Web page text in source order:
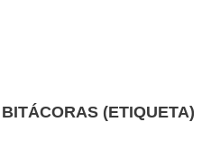
(ETIQUETA)